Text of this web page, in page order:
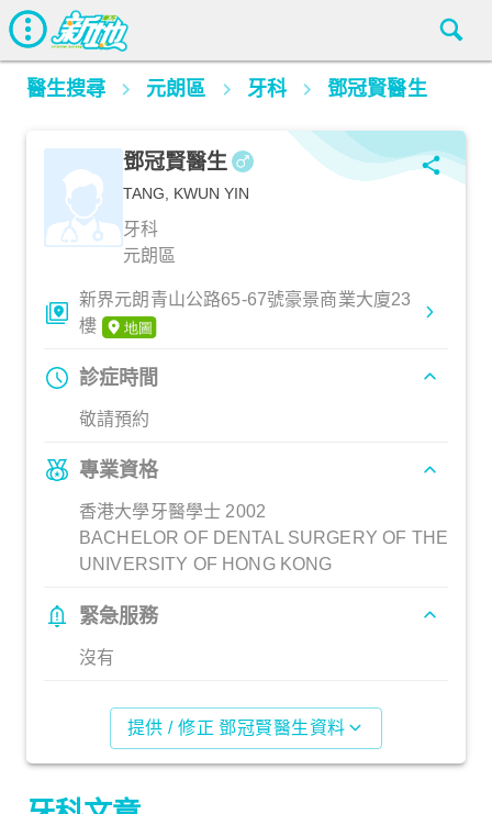
醫生搜尋 元朗區 牙科 鄧冠賢醫生
鄧冠賢醫生
TANG, KWUN YIN
牙科
元朗區
新界元朗青山公路65-67號豪景商業大廈23
樓
診症時間
敬請預約
專業資格
香港大學牙醫學士 2002
BACHELOR OF DENTAL SURGERY OF THE
UNIVERSITY OF HONG KONG
緊急服務
沒有
提供 / 修正 鄧冠賢醫生資料